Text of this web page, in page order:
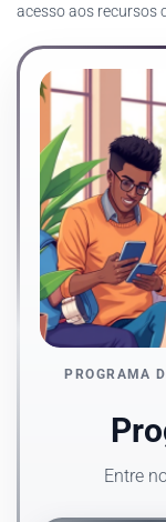
acesso aos recursos
PROGRAMA
Entre